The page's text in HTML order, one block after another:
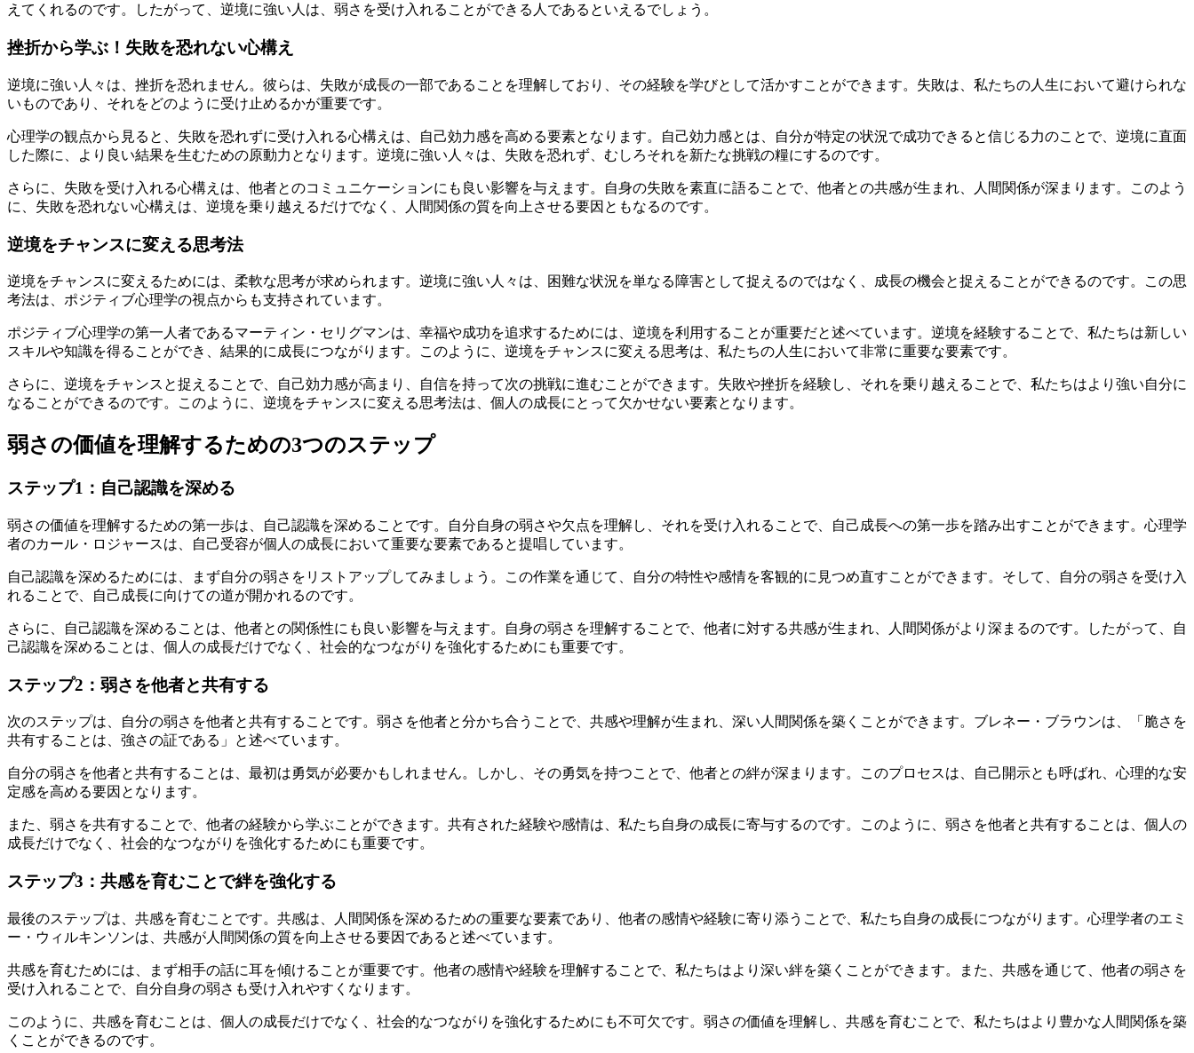
えてくれるのです。したがって、逆境に強い人は、弱さを受け入れることができる人であるといえるでしょう。
挫折から学ぶ！失敗を恐れない心構え
逆境に強い人々は、挫折を恐れません。彼らは、失敗が成長の一部であることを理解しており、その経験を学びとして活かすことができます。失敗は、私たちの人生において避けられな
いものであり、それをどのように受け止めるかが重要です。
心理学の観点から見ると、失敗を恐れずに受け入れる心構えは、自己効力感を高める要素となります。自己効力感とは、自分が特定の状況で成功できると信じる力のことで、逆境に直面
した際に、より良い結果を生むための原動力となります。逆境に強い人々は、失敗を恐れず、むしろそれを新たな挑戦の糧にするのです。
さらに、失敗を受け入れる心構えは、他者とのコミュニケーションにも良い影響を与えます。自身の失敗を素直に語ることで、他者との共感が生まれ、人間関係が深まります。このよう
に、失敗を恐れない心構えは、逆境を乗り越えるだけでなく、人間関係の質を向上させる要因ともなるのです。
逆境をチャンスに変える思考法
逆境をチャンスに変えるためには、柔軟な思考が求められます。逆境に強い人々は、困難な状況を単なる障害として捉えるのではなく、成長の機会と捉えることができるのです。この思
考法は、ポジティブ心理学の視点からも支持されています。
ポジティブ心理学の第一人者であるマーティン・セリグマンは、幸福や成功を追求するためには、逆境を利用することが重要だと述べています。逆境を経験することで、私たちは新しい
スキルや知識を得ることができ、結果的に成長につながります。このように、逆境をチャンスに変える思考は、私たちの人生において非常に重要な要素です。
さらに、逆境をチャンスと捉えることで、自己効力感が高まり、自信を持って次の挑戦に進むことができます。失敗や挫折を経験し、それを乗り越えることで、私たちはより強い自分に
なることができるのです。このように、逆境をチャンスに変える思考法は、個人の成長にとって欠かせない要素となります。
弱さの価値を理解するための3つのステップ
ステップ1：自己認識を深める
弱さの価値を理解するための第一歩は、自己認識を深めることです。自分自身の弱さや欠点を理解し、それを受け入れることで、自己成長への第一歩を踏み出すことができます。心理学
者のカール・ロジャースは、自己受容が個人の成長において重要な要素であると提唱しています。
自己認識を深めるためには、まず自分の弱さをリストアップしてみましょう。この作業を通じて、自分の特性や感情を客観的に見つめ直すことができます。そして、自分の弱さを受け入
れることで、自己成長に向けての道が開かれるのです。
さらに、自己認識を深めることは、他者との関係性にも良い影響を与えます。自身の弱さを理解することで、他者に対する共感が生まれ、人間関係がより深まるのです。したがって、自
己認識を深めることは、個人の成長だけでなく、社会的なつながりを強化するためにも重要です。
ステップ2：弱さを他者と共有する
次のステップは、自分の弱さを他者と共有することです。弱さを他者と分かち合うことで、共感や理解が生まれ、深い人間関係を築くことができます。ブレネー・ブラウンは、「脆さを
共有することは、強さの証である」と述べています。
自分の弱さを他者と共有することは、最初は勇気が必要かもしれません。しかし、その勇気を持つことで、他者との絆が深まります。このプロセスは、自己開示とも呼ばれ、心理的な安
定感を高める要因となります。
また、弱さを共有することで、他者の経験から学ぶことができます。共有された経験や感情は、私たち自身の成長に寄与するのです。このように、弱さを他者と共有することは、個人の
成長だけでなく、社会的なつながりを強化するためにも重要です。
ステップ3：共感を育むことで絆を強化する
最後のステップは、共感を育むことです。共感は、人間関係を深めるための重要な要素であり、他者の感情や経験に寄り添うことで、私たち自身の成長につながります。心理学者のエミ
ー・ウィルキンソンは、共感が人間関係の質を向上させる要因であると述べています。
共感を育むためには、まず相手の話に耳を傾けることが重要です。他者の感情や経験を理解することで、私たちはより深い絆を築くことができます。また、共感を通じて、他者の弱さを
受け入れることで、自分自身の弱さも受け入れやすくなります。
このように、共感を育むことは、個人の成長だけでなく、社会的なつながりを強化するためにも不可欠です。弱さの価値を理解し、共感を育むことで、私たちはより豊かな人間関係を築
くことができるのです。